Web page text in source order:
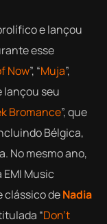
e lançou
esse
Now”, “Muja”,
lançou seu
Bromance”, que
Bélgica,
No mesmo ano,
Music
clássico deNadia
“Don’t